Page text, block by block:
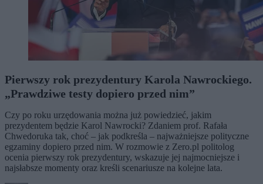
Pierwszy rok prezydentury Karola Nawrockiego.
„Prawdziwe testy dopiero przed nim”
Czy po roku urzędowania można już powiedzieć, jakim
prezydentem będzie Karol Nawrocki? Zdaniem prof. Rafała
Chwedoruka tak, choć – jak podkreśla – najważniejsze polityczne
egzaminy dopiero przed nim. W rozmowie z Zero.pl politolog
ocenia pierwszy rok prezydentury, wskazuje jej najmocniejsze i
najsłabsze momenty oraz kreśli scenariusze na kolejne lata.